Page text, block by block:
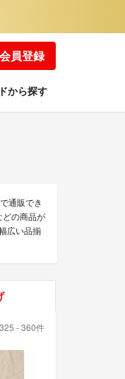
会員登録
から探す
通販でき
の商品が
広い品揃
- 360件